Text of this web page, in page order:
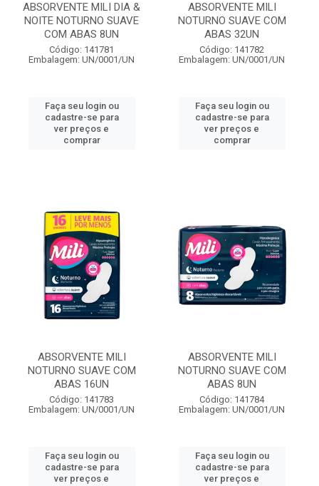
ABSORVENTE MILI DIA &
NOITE NOTURNO SUAVE
COM ABAS 8UN
Código: 141781
Embalagem: UN/0001/UN
Faça seu login ou
cadastre-se para
ver preços e
comprar
ABSORVENTE MILI
NOTURNO SUAVE COM
ABAS 32UN
Código: 141782
Embalagem: UN/0001/UN
Faça seu login ou
cadastre-se para
ver preços e
comprar
ABSORVENTE MILI
NOTURNO SUAVE COM
ABAS 16UN
Código: 141783
Embalagem: UN/0001/UN
Faça seu login ou
cadastre-se para
ver preços e
ABSORVENTE MILI
NOTURNO SUAVE COM
ABAS 8UN
Código: 141784
Embalagem: UN/0001/UN
Faça seu login ou
cadastre-se para
ver preços e